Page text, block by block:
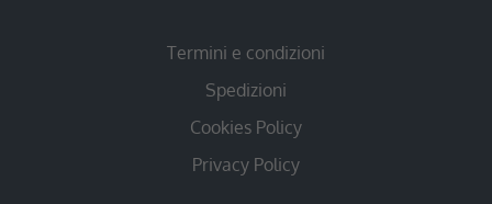
Termini e condizioni
Spedizioni
Cookies Policy
Privacy Policy